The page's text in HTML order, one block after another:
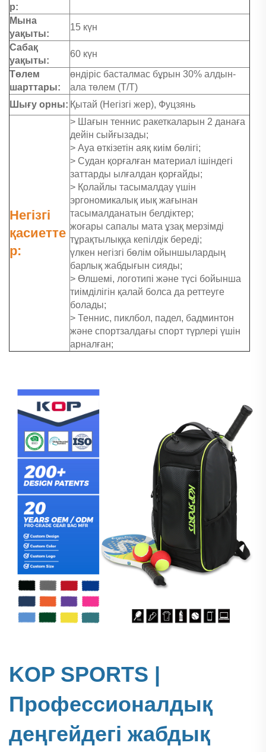
р:
Мына
уақыты:
15 күн
Сабақ
уақыты:
60 күн
Төлем
шарттары:
өндіріс басталмас бұрын 30% алдын-
ала төлем (Т/Т)
Шығу орны: Қытай (Негізгі жер), Фуцзянь
Негізгі
қасиетте
р:
> Шағын теннис ракеткаларын 2 данаға
дейін сыйғызады;
> Ауа өткізетін аяқ киім бөлігі;
> Судан қорғалған материал ішіндегі
заттарды ылғалдан қорғайды;
> Қолайлы тасымалдау үшін
эргономикалық иық жағынан
тасымалданатын белдіктер;
жоғары сапалы мата ұзақ мерзімді
тұрақтылыққа кепілдік береді;
үлкен негізгі бөлім ойыншылардың
барлық жабдығын сияды;
> Өлшемі, логотипі және түсі бойынша
тиімділігін қалай болса да реттеуге
болады;
> Теннис, пиклбол, падел, бадминтон
және спортзалдағы спорт түрлері үшін
арналған;
KOP SPORTS |
Профессионалдық
деңгейдегі жабдық